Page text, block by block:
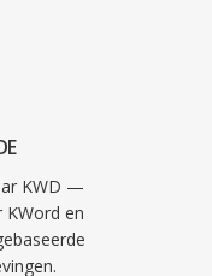
KWD —
en